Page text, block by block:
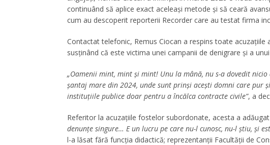
continuând să aplice exact aceleași metode și să ceară
cum au descoperit reporterii Recorder care au testat firma
Contactat telefonic, Remus Ciocan a respins toate
susținând că este victima unei campanii de denigrare și a
„Oamenii mint, mint și mint! Unu la mână, nu s-a dovedit
șantaj mare din 2024, unde sunt prinși acești domni care pur
instituțiile publice doar pentru a încălca contracte civile”, a
Referitor la acuzațiile fostelor subordonate, acesta a
denunțe singure… E un lucru pe care nu-l cunosc, nu-l știu, și
l-a lăsat fără funcția didactică; reprezentanții Facultății de